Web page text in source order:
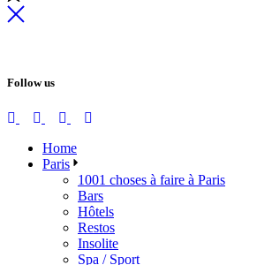
Follow us
Home
Paris
1001 choses à faire à Paris
Bars
Hôtels
Restos
Insolite
Spa / Sport